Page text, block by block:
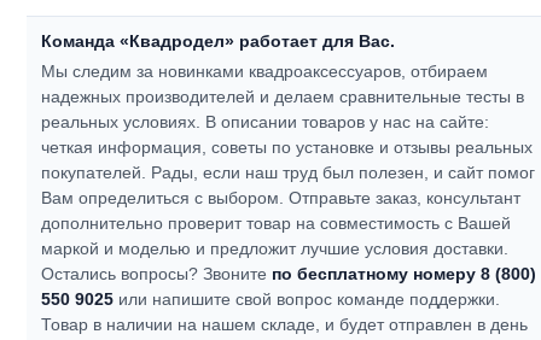
Команда «Квадродел» работает для Вас.
Мы следим за новинками квадроаксессуаров, отбираем
надежных производителей и делаем сравнительные тесты в
реальных условиях. В описании товаров у нас на сайте:
четкая информация, советы по установке и отзывы реальных
покупателей. Рады, если наш труд был полезен, и сайт помог
Вам определиться с выбором.Отправьте заказ, консультант
дополнительно проверит товар на совместимость с Вашей
маркой и моделью и предложит лучшие условия доставки.
Остались вопросы? Звоните по бесплатному номеру 8 (800)
550 9025 или напишите свой вопрос команде поддержки.
Товар в наличии на нашем складе, и будет отправлен в день